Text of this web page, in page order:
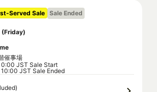
Served Sale
Sale Ended
(Friday)
催事場
JST Sale Start
JST Sale Ended